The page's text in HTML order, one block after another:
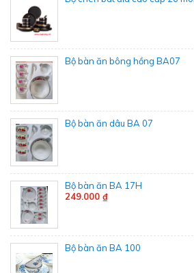
Bộ bàn ăn bông hồng BA07
Bộ bàn ăn dâu BA 07
Bộ bàn ăn BA 17H
249.000 ₫
Bộ bàn ăn BA 100